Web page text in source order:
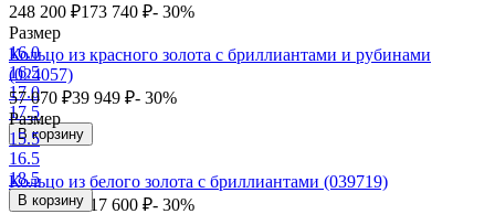
248 200 ₽173 740 ₽- 30%
Размер
16.0
16.5
17.0
17.5
В корзину
Кольцо из белого золота с бриллиантами (039719)
168 000₽117 600 ₽- 30%
Кольцо из красного золота с бриллиантами и рубинами
(024057)
57 070 ₽39 949 ₽- 30%
Размер
15.5
16.5
18.5
В корзину